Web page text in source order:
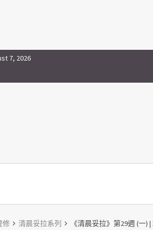
7, 2026
修 清晨妥拉系列 《清晨妥拉》第29週 (一)